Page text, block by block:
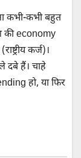
कभी-कभी बहुत
की economy
कर्ज)।
दबे हैं। चाहे
हो, या फिर